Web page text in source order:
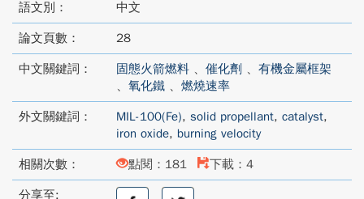
語文別： 中文
論文頁數： 28
中文關鍵詞： 固態火箭燃料 、 催化劑 、 有機金屬框架
、 氧化鐵 、 燃燒速率
外文關鍵詞： MIL-100(Fe), solid propellant, catalyst,
iron oxide, burning velocity
相關次數： 點閱：181 下載：4
分享至:
分
分